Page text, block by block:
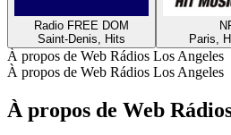
Radio FREE DOM
Saint-Denis, Hits
Paris,
À propos de Web Rádios Los Angeles
À propos de Web Rádios Los Angeles
À propos de Web